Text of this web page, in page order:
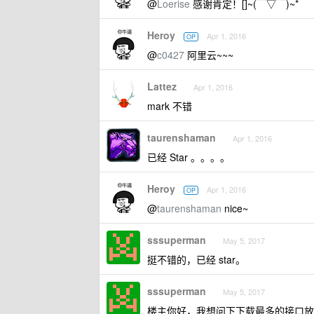
@Loerise 感谢肯定！[]~(￣▽￣)~*
Heroy OP Apr 1, 2016
@c0427 阿里云~~~
Lattez Apr 1, 2016
mark 不错
taurenshaman Apr 1, 2016
已经 Star 。。。。
Heroy OP Apr 1, 2016
@taurenshaman nice~
sssuperman May 5, 2017
挺不错的，已经 star。
sssuperman May 5, 2017
楼主你好，我想问下下载最多的接口放